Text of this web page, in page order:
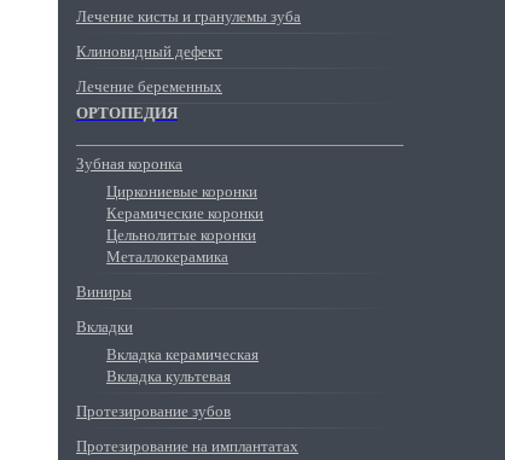
Лечение кисты и гранулемы зуба
Клиновидный дефект
Лечение беременных
ОРТОПЕДИЯ
Зубная коронка
Циркониевые коронки
Керамические коронки
Цельнолитые коронки
Металлокерамика
Виниры
Вкладки
Вкладка керамическая
Вкладка культевая
Протезирование зубов
Протезирование на имплантатах